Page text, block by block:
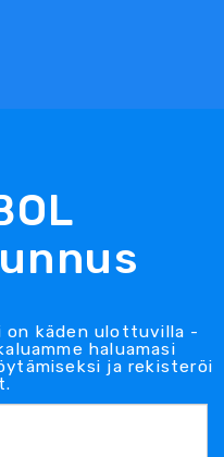
on käden ulottuvilla -
haluamasi
ja rekisteröi